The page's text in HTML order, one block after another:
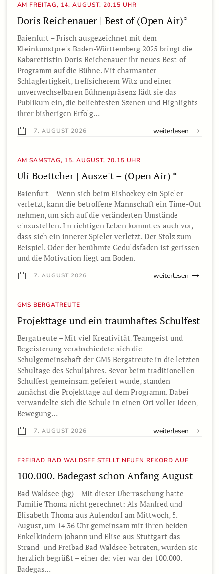
AM FREITAG, 14. AUGUST, 20.15 UHR
Doris Reichenauer | Best of (Open Air)*
Baienfurt – Frisch ausgezeichnet mit dem
Kleinkunstpreis Baden-Württemberg 2025 bringt die
Kabarettistin Doris Reichenauer ihr neues Best-of-
Programm auf die Bühne. Mit charmanter
Schlagfertigkeit, treffsicherem Witz und einer
unverwechselbaren Bühnenpräsenz lädt sie das
Publikum ein, die beliebtesten Szenen und Highlights
ihrer bisherigen Erfolg…
7. AUGUST 2026 weiterlesen
AM SAMSTAG, 15. AUGUST, 20.15 UHR
Uli Boettcher | Auszeit – (Open Air) *
Baienfurt – Wenn sich beim Eishockey ein Spieler
verletzt, kann die betroffene Mannschaft ein Time-Out
nehmen, um sich auf die veränderten Umstände
einzustellen. Im richtigen Leben kommt es auch vor,
dass sich ein innerer Spieler verletzt. Der Stolz zum
Beispiel. Oder der berühmte Geduldsfaden ist gerissen
und die Motivation liegt am Boden.
7. AUGUST 2026 weiterlesen
GMS BERGATREUTE
Projekttage und ein traumhaftes Schulfest
Bergatreute – Mit viel Kreativität, Teamgeist und
Begeisterung verabschiedete sich die
Schulgemeinschaft der GMS Bergatreute in die letzten
Schultage des Schuljahres. Bevor beim traditionellen
Schulfest gemeinsam gefeiert wurde, standen
zunächst die Projekttage auf dem Programm. Dabei
verwandelte sich die Schule in einen Ort voller Ideen,
Bewegung…
7. AUGUST 2026 weiterlesen
FREIBAD BAD WALDSEE STELLT NEUEN REKORD AUF
100.000. Badegast schon Anfang August
Bad Waldsee (bg) – Mit dieser Überraschung hatte
Familie Thoma nicht gerechnet: Als Manfred und
Elisabeth Thoma aus Aulendorf am Mittwoch, 5.
August, um 14.36 Uhr gemeinsam mit ihren beiden
Enkelkindern Johann und Elise aus Stuttgart das
Strand- und Freibad Bad Waldsee betraten, wurden sie
herzlich begrüßt – einer der vier war der 100.000.
Badegas…